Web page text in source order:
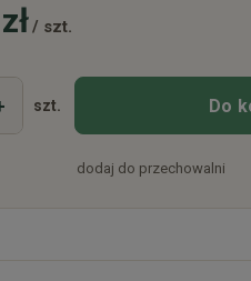
/ szt.
szt. Do
dodaj do przechowalni